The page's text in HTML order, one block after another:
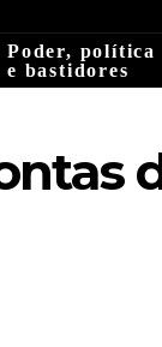
Poder, política
e bastidores